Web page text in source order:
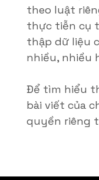
theo luật
thực tiễn cụ
thập dữ liệu
nhiều, nhiều
Để tìm hiểu
bài viết của
quyền riêng